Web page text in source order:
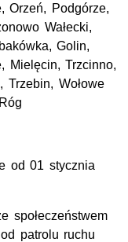
Orzeń, Podgórze,
Wałecki,
Golin,
Mielęcin, Trzcinno,
Trzebin, Wołowe
od 01 stycznia
społeczeństwem
patrolu ruchu